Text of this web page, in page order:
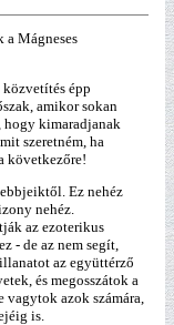
Mágneses
épp
amikor sokan
hogy kimaradjanak
szeretném, ha
következőre!
Ez nehéz
nehéz.
az ezoterikus
- de az nem segít,
az együttérző
és megosszátok a
vagytok azok számára,
is.